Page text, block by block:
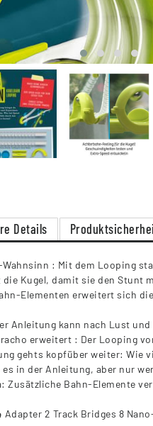
Details
: Mit dem Looping
die Kugel, damit sie den Stunt
Elementen erweitert sich
Anleitung kann nach Lust
erweitert : Der Looping
gehts kopfüber weiter: Wie
in der Anleitung, aber nur
Zusätzliche Bahn-Elemente
Adapter 2 Track Bridges 8